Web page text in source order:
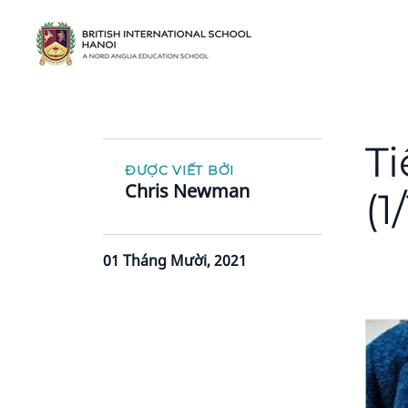
ĐƯỢC VIẾT BỞI
Chris Newman
01 Tháng Mười, 2021